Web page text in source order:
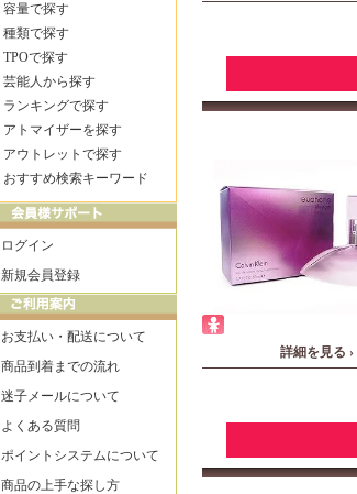
詳細を見る ›
容量で探す
種類で探す
TPOで探す
芸能人から探す
ランキングで探す
アトマイザーを探す
アウトレットで探す
おすすめ検索キーワード
ログイン
新規会員登録
お支払い・配送について
商品到着までの流れ
迷子メールについて
よくある質問
ポイントシステムについて
商品の上手な探し方